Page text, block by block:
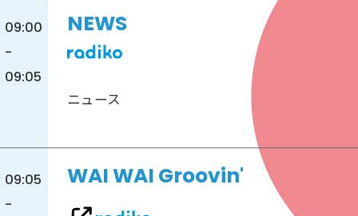
09:00
-
09:05
NEWS
ニュース
09:05
-
WAI WAI Groovin'